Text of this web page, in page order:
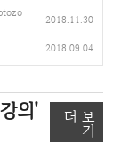
2018.11.30
2018.09.04
의'
더 보
기